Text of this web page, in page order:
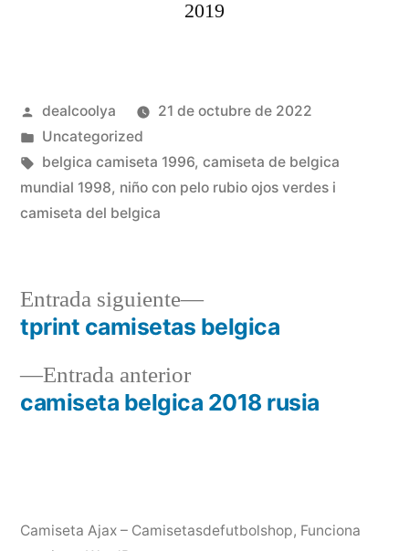
Publicado
por
dealcoolya
21 de octubre de 2022
Publicado
en
Uncategorized
Etiquetas:
belgica camiseta 1996, camiseta de belgica
mundial 1998, niño con pelo rubio ojos verdes i
camiseta del belgica
Navegación
deEntrada anteriorEntrada
anterior:
camiseta belgica 2018 rusia
Entrada siguiente
Entrada
siguiente:
tprint camisetas belgica
Camiseta Ajax – Camisetasdefutbolshop, Funciona